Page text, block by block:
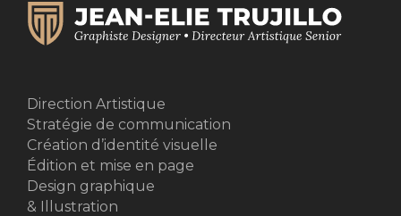
Direction Artistique
Stratégie de communication
Création d’identité visuelle
Édition et mise en page
Design graphique
& Illustration